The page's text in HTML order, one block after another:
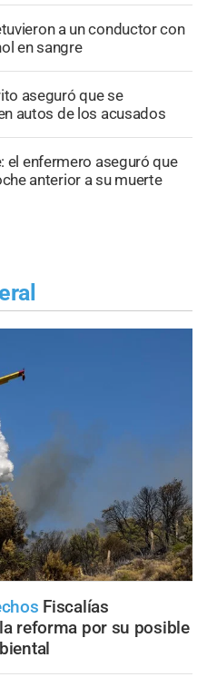
a un conductor con
en sangre
aseguró que se
autos de los acusados
el enfermero aseguró que
anterior a su muerte
Fiscalías
reforma por su posible